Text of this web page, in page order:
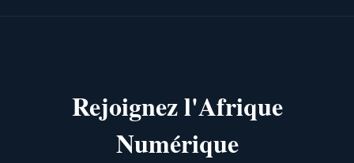
Rejoignez l'Afrique
Numérique